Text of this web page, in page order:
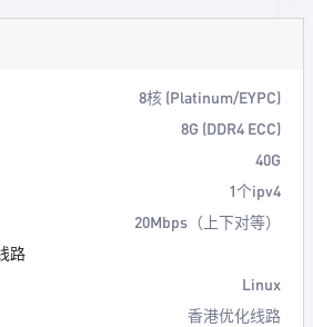
8核 (Platinum/EYPC)
8G (DDR4 ECC)
40G
1个ipv4
20Mbps（上下对等）
路
Linux
香港优化线路